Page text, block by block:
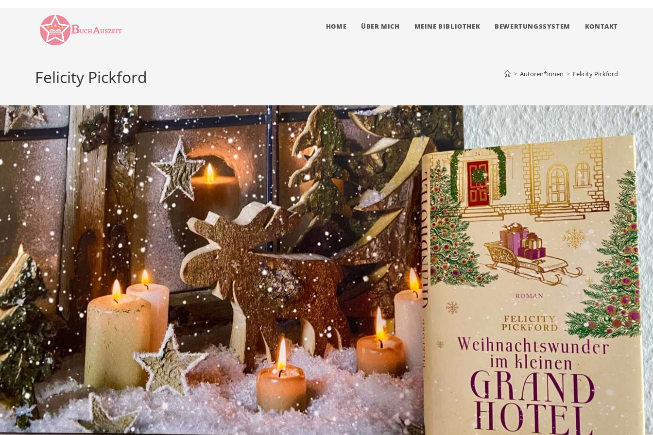
HOME ÜBER MICH MEINE BIBLIOTHEK BEWERTUNGSSYSTEM KONTAKT
Felicity Pickford > Autoren*innen > Felicity Pickford